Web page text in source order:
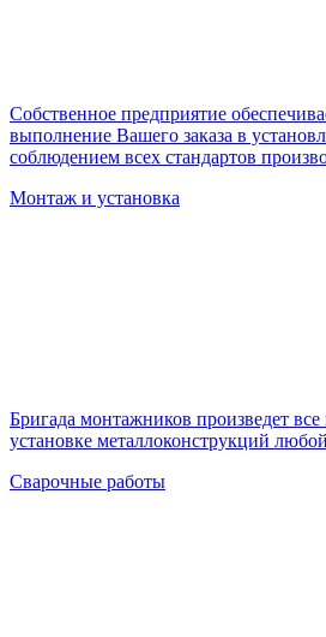
Собственное предприятие
выполнение Вашего заказа в
соблюдением всех стандартов
Монтаж и установка
Бригада монтажников произведет
установке металлоконструкций
Сварочные работы